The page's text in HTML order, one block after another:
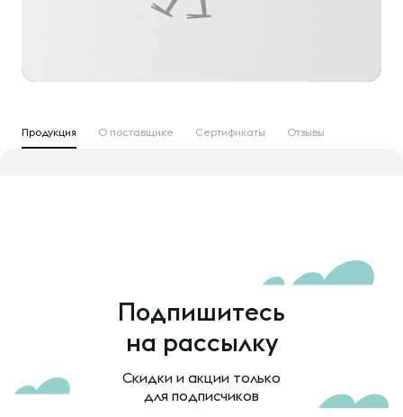
Продукция О поставщике Сертификаты Отзывы
Подпишитесь
на рассылку
Скидки и акции только
для подписчиков